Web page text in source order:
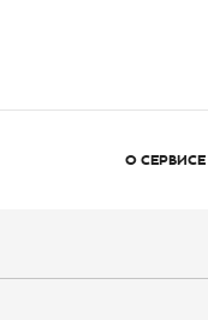
О СЕРВИСЕ